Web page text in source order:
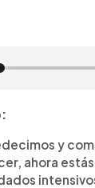
y
ahora